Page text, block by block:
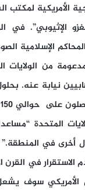
الأمريكية لمكتب
الإثيوبي”. في
الإسلامية
من الولايات
المتحدة
أخرى في المنطقة.”
الاستقرار في القرن
سوف يشعل